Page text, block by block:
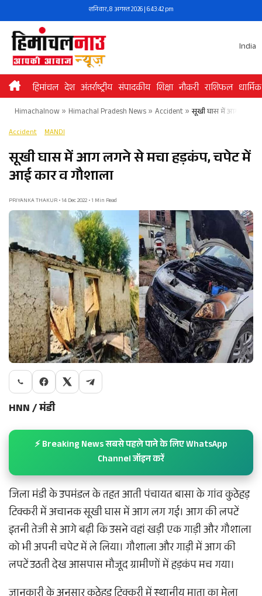
to
content
शनिवार, 8 अगस्त 2026 | 6:43:42 pm
India
हिमांचल देश अंतर्राष्ट्रीय संपादकीय शिक्षा नौकरी राशिफल धार्मिक
Himachalnow» Himachal Pradesh News» Accident» सूखी घास में आग लगने
Accident MANDI
सूखी घास में आग लगने से मचा हड़कंप, चपेट में
आई कार व गौशाला
PRIYANKA THAKUR • 14 Dec 2022 • 1 Min Read
HNN / मंडी
⚡ Breaking News सबसे पहले पाने के लिए WhatsApp
Channel जॉइन करें
जिला मंडी के उपमंडल के तहत आती पंचायत बासा के गांव कुठेहड़
टिक्करी में अचानक सूखी घास में आग लग गई। आग की लपटें
इतनी तेजी से आगे बढ़ी कि उसने वहां खड़ी एक गाड़ी और गौशाला
को भी अपनी चपेट में ले लिया। गौशाला और गाड़ी में आग की
लपटें उठती देख आसपास मौजूद ग्रामीणों में हड़कंप मच गया।